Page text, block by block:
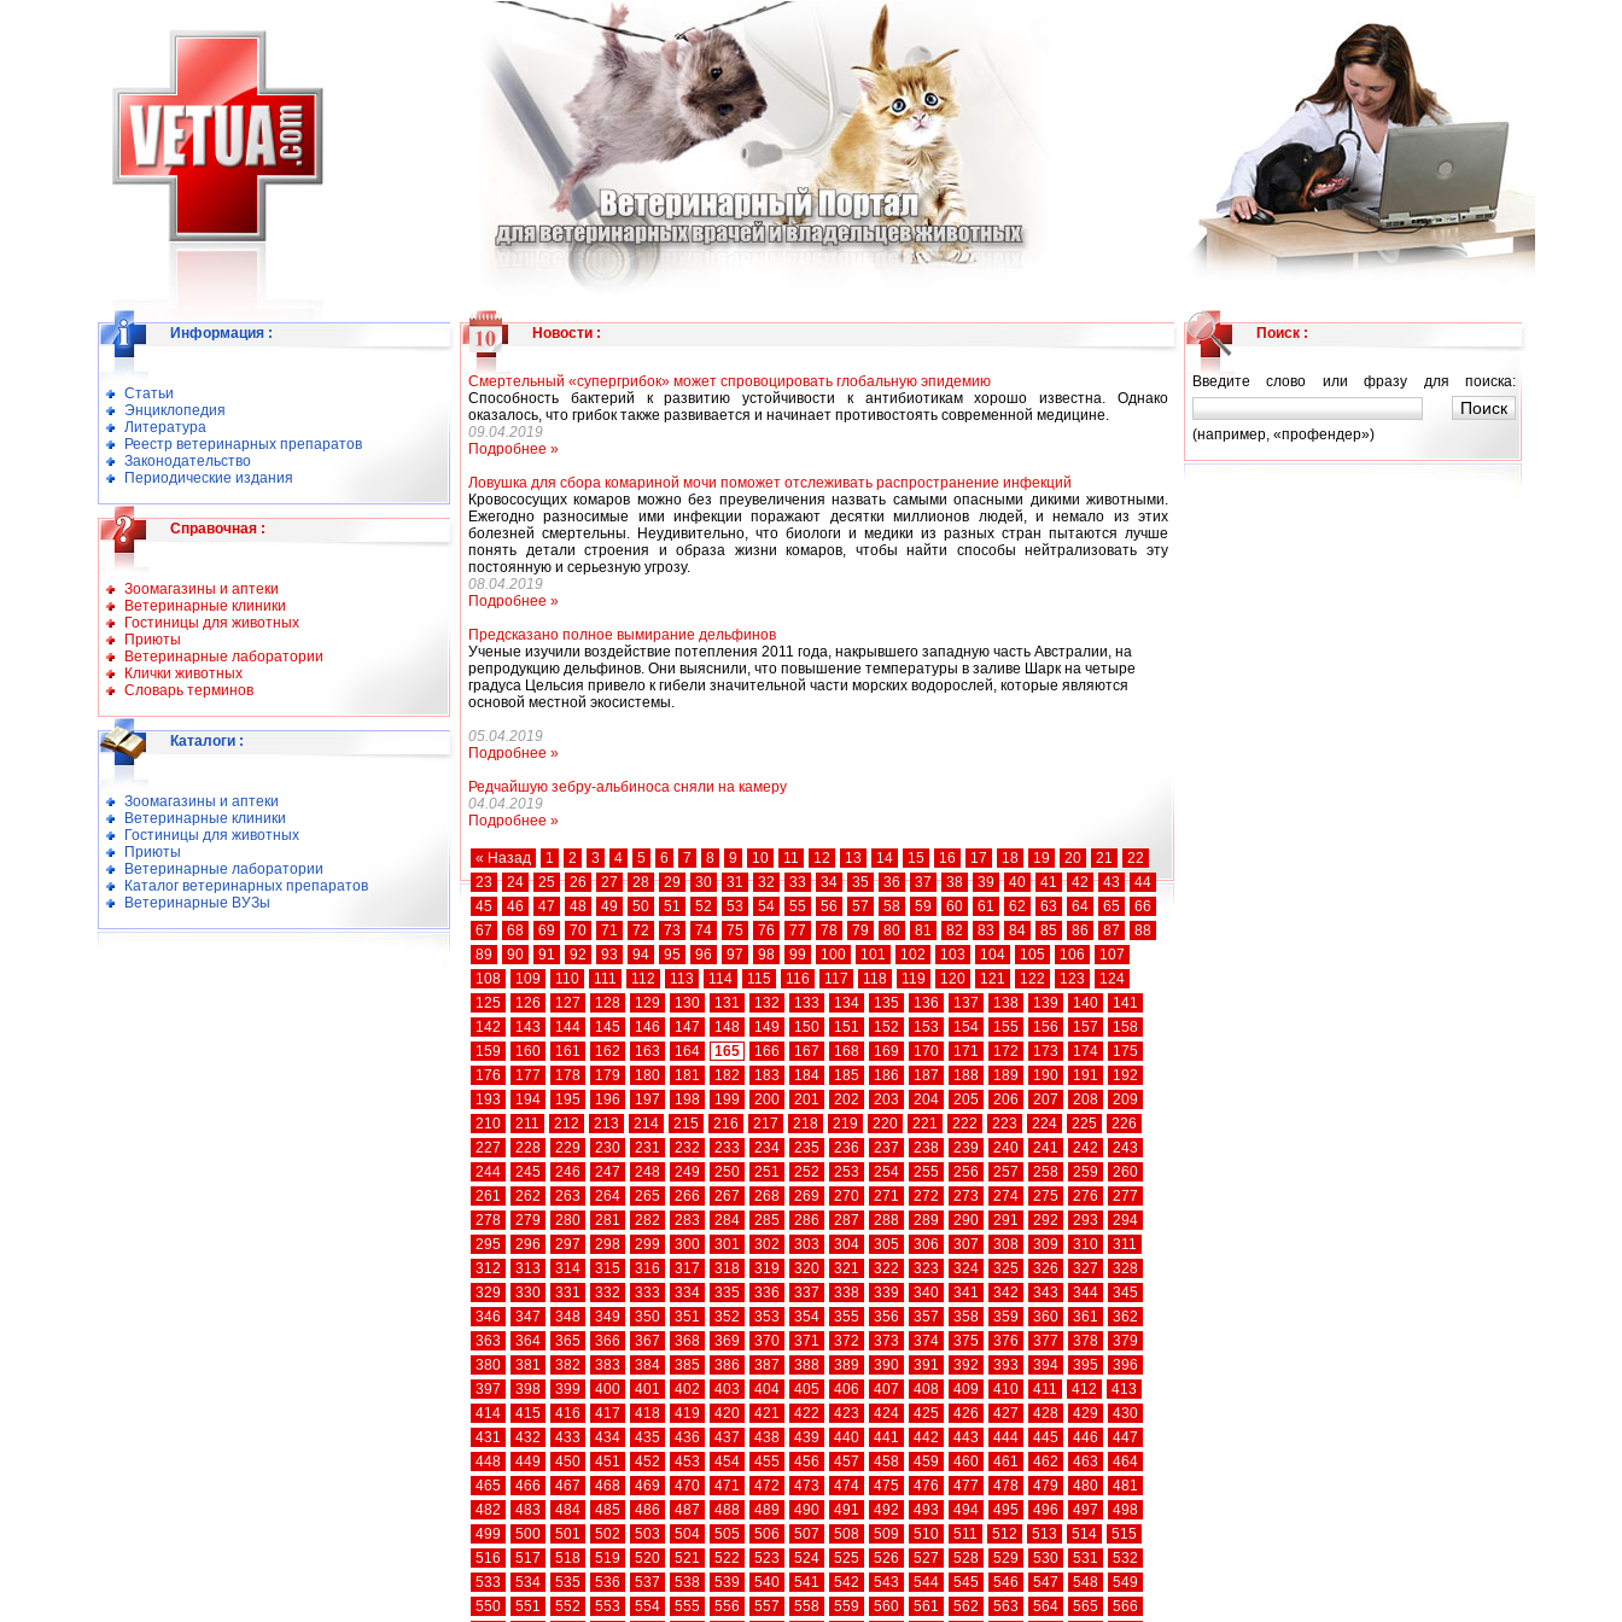
Информация :
Статьи
Энциклопедия
Литература
Реестр ветеринарных препаратов
Законодательство
Периодические издания
Справочная :
Зоомагазины и аптеки
Ветеринарные клиники
Гостиницы для животных
Приюты
Ветеринарные лаборатории
Клички животных
Словарь терминов
Каталоги :
Зоомагазины и аптеки
Ветеринарные клиники
Гостиницы для животных
Приюты
Ветеринарные лаборатории
Каталог ветеринарных препаратов
Ветеринарные ВУЗы
Новости :
Смертельный «супергрибок» может спровоцировать глобальную эпидемию
Способность бактерий к развитию устойчивости к антибиотикам хорошо известна. Однако
оказалось, что грибок также развивается и начинает противостоять современной медицине.
09.04.2019
Подробнее »
Ловушка для сбора комариной мочи поможет отслеживать распространение инфекций
Кровососущих комаров можно без преувеличения назвать самыми опасными дикими животными.
Ежегодно разносимые ими инфекции поражают десятки миллионов людей, и немало из этих
болезней смертельны. Неудивительно, что биологи и медики из разных стран пытаются лучше
понять детали строения и образа жизни комаров, чтобы найти способы нейтрализовать эту
постоянную и серьезную угрозу.
08.04.2019
Подробнее »
Предсказано полное вымирание дельфинов
Ученые изучили воздействие потепления 2011 года, накрывшего западную часть Австралии, на
репродукцию дельфинов. Они выяснили, что повышение температуры в заливе Шарк на четыре
градуса Цельсия привело к гибели значительной части морских водорослей, которые являются
основой местной экосистемы.
05.04.2019
Подробнее »
Редчайшую зебру-альбиноса сняли на камеру
04.04.2019
Подробнее »
« Назад 1 2 3 4 5 6 7 8 9 10 11 12 13 14 15 16 17 18 19 20 21
22
23
24 25 26 27 28 29 30 31 32 33 34 35 36 37 38 39 40 41 42 43
44
45
46 47 48 49 50 51 52 53 54 55 56 57 58 59 60 61 62 63 64 65
66
67
68 69 70 71 72 73 74 75 76 77 78 79 80 81 82 83 84 85 86 87
88
89
90 91 92 93 94 95 96 97 98 99 100 101 102 103 104 105 106
107
108
109 110 111 112 113 114 115 116 117 118 119 120 121 122 123
124
125
126 127 128 129 130 131 132 133 134 135 136 137 138 139 140
141
142
143 144 145 146 147 148 149 150 151 152 153 154 155 156 157
158
159
160 161 162 163 164 165 166 167 168 169 170 171 172 173 174
175
176
177 178 179 180 181 182 183 184 185 186 187 188 189 190 191
192
193
194 195 196 197 198 199 200 201 202 203 204 205 206 207 208
209
210
211 212 213 214 215 216 217 218 219 220 221 222 223 224 225
226
227
228 229 230 231 232 233 234 235 236 237 238 239 240 241 242
243
244
245 246 247 248 249 250 251 252 253 254 255 256 257 258 259
260
261
262 263 264 265 266 267 268 269 270 271 272 273 274 275 276
277
278
279 280 281 282 283 284 285 286 287 288 289 290 291 292 293
294
295
296 297 298 299 300 301 302 303 304 305 306 307 308 309 310
311
312
313 314 315 316 317 318 319 320 321 322 323 324 325 326 327
328
329
330 331 332 333 334 335 336 337 338 339 340 341 342 343 344
345
346
347 348 349 350 351 352 353 354 355 356 357 358 359 360 361
362
363
364 365 366 367 368 369 370 371 372 373 374 375 376 377 378
379
380
381 382 383 384 385 386 387 388 389 390 391 392 393 394 395
396
397
398 399 400 401 402 403 404 405 406 407 408 409 410 411 412
413
414
415 416 417 418 419 420 421 422 423 424 425 426 427 428 429
430
431
432 433 434 435 436 437 438 439 440 441 442 443 444 445 446
447
448
449 450 451 452 453 454 455 456 457 458 459 460 461 462 463
464
465
466 467 468 469 470 471 472 473 474 475 476 477 478 479 480
481
482
483 484 485 486 487 488 489 490 491 492 493 494 495 496 497
498
499
500 501 502 503 504 505 506 507 508 509 510 511 512 513 514
515
516
517 518 519 520 521 522 523 524 525 526 527 528 529 530 531
532
533
534 535 536 537 538 539 540 541 542 543 544 545 546 547 548
549
550
551 552 553 554 555 556 557 558 559 560 561 562 563 564 565 566
Поиск :
Введите слово или фразу для поиска:
(например, «профендер»)